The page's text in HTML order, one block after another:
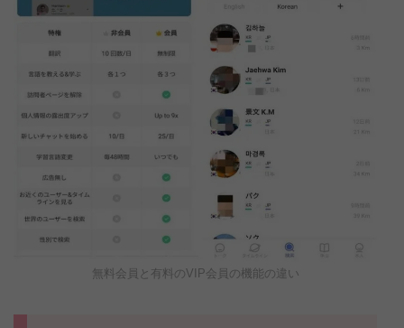
無料会員と有料のVIP会員の機能の違い